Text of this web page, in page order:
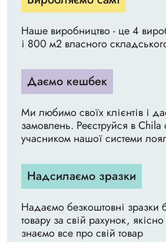
Наше виробництво - це 4
і 800 м2 власного
Даємо кешбек
Ми любимо своїх клієнтів і
замовлень. Реєструйся в Chila
учасником нашої системи
Надсилаємо зразки
Надаємо безкоштовні зразки
товару за свій рахунок,
знаємо все про свій товар